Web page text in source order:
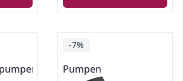
-7%
Pumpen